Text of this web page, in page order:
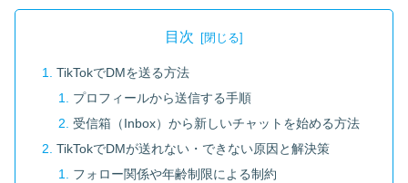
目次
TikTokでDMを送る方法
プロフィールから送信する手順
受信箱（Inbox）から新しいチャットを始める方法
TikTokでDMが送れない・できない原因と解決策
フォロー関係や年齢制限による制約